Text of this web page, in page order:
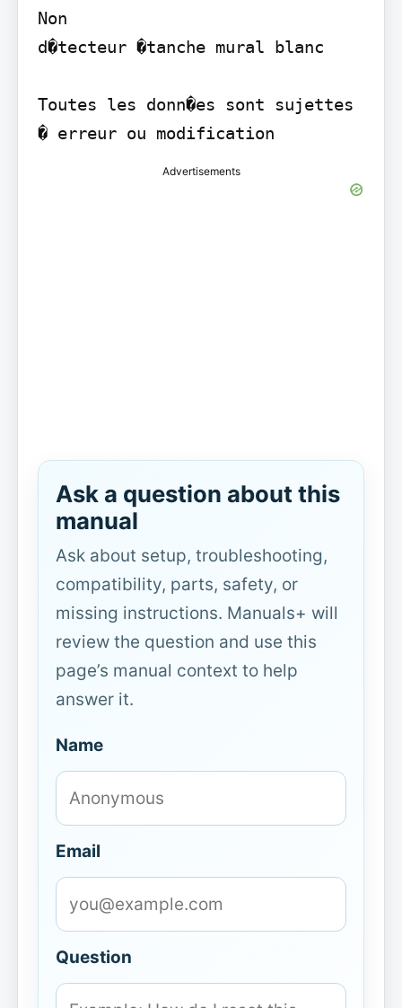
Non
d�tecteur �tanche mural blanc
Toutes les donn�es sont sujettes
� erreur ou modification
Advertisements
Ask a question about this
manual
Ask about setup, troubleshooting,
compatibility, parts, safety, or
missing instructions. Manuals+ will
review the question and use this
page’s manual context to help
answer it.
Name
Email
Question